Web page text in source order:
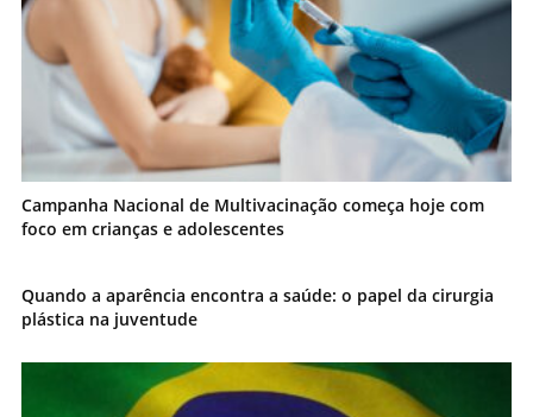
Campanha Nacional de Multivacinação começa hoje com
foco em crianças e adolescentes
Quando a aparência encontra a saúde: o papel da cirurgia
plástica na juventude